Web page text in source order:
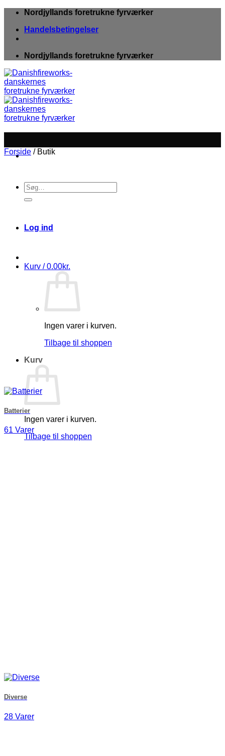
Fortsæt
indhold
Nordjyllands foretrukne fyrværker
Handelsbetingelser
Nordjyllands foretrukne fyrværker
Søg
efter:
Log ind
Kurv /0.00kr.
Ingen varer i kurven.
Tilbage til shoppen
Kurv
Ingen varer i kurven.
Tilbage til shoppen
Forside /Butik
Batterier
61 Varer
Diverse
28 Varer